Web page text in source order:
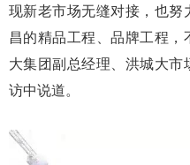
现新老市场无缝对接，也
昌的精品工程、品牌工程
大集团副总经理、洪城大
访中说道。